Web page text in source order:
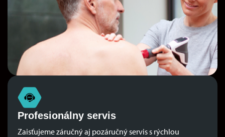
Profesionálny servis
Zaisťujeme záručný aj pozáručný servis s rýchlou